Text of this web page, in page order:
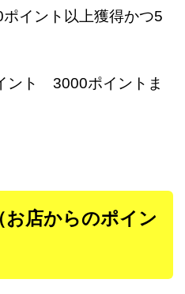
イント以上獲得かつ5
ント 3000ポイントま
店からのポイン